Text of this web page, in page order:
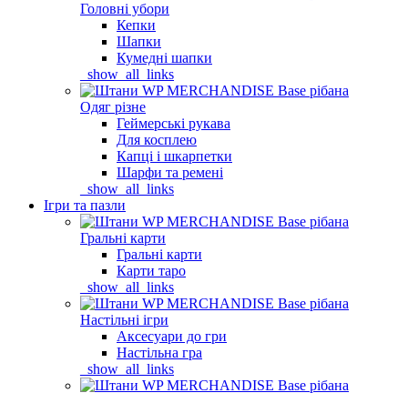
Головні убори
Кепки
Шапки
Кумедні шапки
_show_all_links
Одяг різне
Геймерські рукава
Для косплею
Капці і шкарпетки
Шарфи та ремені
_show_all_links
Ігри та пазли
Гральні карти
Гральні карти
Карти таро
_show_all_links
Настільні ігри
Аксесуари до гри
Настільна гра
_show_all_links